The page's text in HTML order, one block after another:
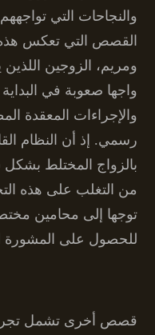
والنجاحات التي
القصص التي تعكس
ومريم، الزوجين اللذين
واجها صعوبة في البداية
والإجراءات المعقدة
رسمي. إذ أن النظام
بالزواج المختلط
من التغلب على هذه
توجها إلى محامين
للحصول على المشورة
قصص أخرى تشمل